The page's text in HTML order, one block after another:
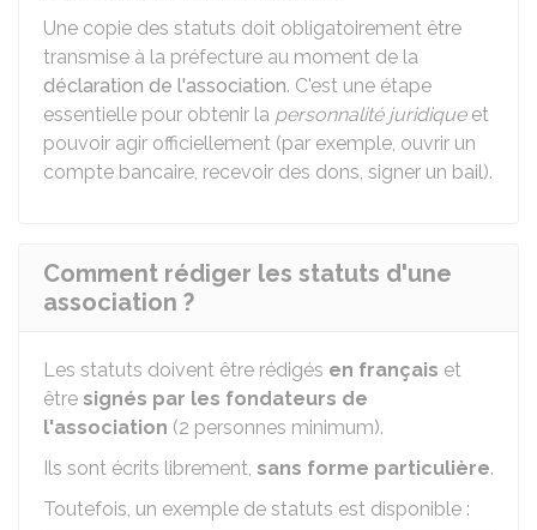
Une copie des statuts doit obligatoirement être
transmise à la préfecture au moment de la
déclaration de l'association. C'est une étape
essentielle pour obtenir la personnalité juridiqueet
pouvoir agir officiellement (par exemple, ouvrir un
compte bancaire, recevoir des dons, signer un bail).
Comment rédiger les statuts d'une
association ?
Les statuts doivent être rédigés en français et
être signés par les fondateurs de
l'association (2 personnes minimum).
Ils sont écrits librement, sans forme particulière.
Toutefois, un exemple de statuts est disponible :